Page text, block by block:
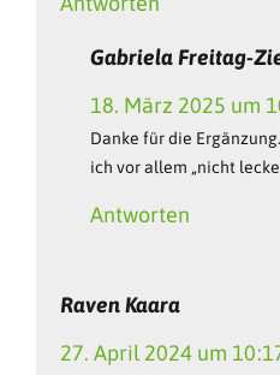
Gabriela Freitag-
18. März 2025 um
Danke für die
ich vor allem „nicht
Antworten
Raven Kaara
27. April 2024 um